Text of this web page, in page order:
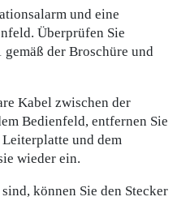
und eine
Überprüfen Sie
gemäß der Broschüre und
Kabel zwischen der
Bedienfeld, entfernen Sie
und dem
wieder ein.
können Sie den Stecker